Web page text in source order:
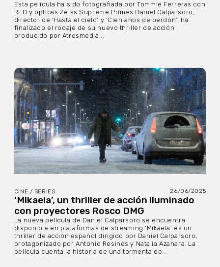
Esta película ha sido fotografiada por Tommie Ferreras con
RED y ópticas Zeiss Supreme Primes Daniel Calparsoro,
director de ‘Hasta el cielo’ y ‘Cien años de perdón’, ha
finalizado el rodaje de su nuevo thriller de acción
producido por Atresmedia...
CINE / SERIES 26/06/2025
‘Mikaela’, un thriller de acción iluminado
con proyectores Rosco DMG
La nueva película de Daniel Calparsoro se encuentra
disponible en plataformas de streaming ‘Mikaela’ es un
thriller de acción español dirigido por Daniel Calparsoro,
protagonizado por Antonio Resines y Natalia Azahara. La
película cuenta la historia de una tormenta de...